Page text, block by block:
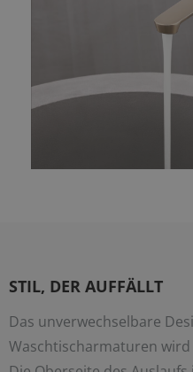
STIL, DER AUFFÄLLT
Das unverwechselbare
Waschtischarmaturen